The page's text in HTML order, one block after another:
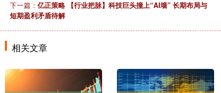
下一篇： 亿正策略 【行业把脉】科技巨头撞上“AI墙” 长期布局与
短期盈利矛盾待解
相关文章